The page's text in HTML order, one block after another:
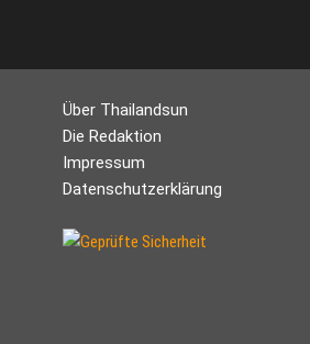
Über Thailandsun
Die Redaktion
Impressum
Datenschutzerklärung